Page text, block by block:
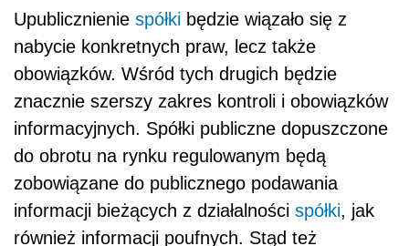
Upublicznienie spółki będzie wiązało się z
nabycie konkretnych praw, lecz także
obowiązków. Wśród tych drugich będzie
znacznie szerszy zakres kontroli i obowiązków
informacyjnych. Spółki publiczne dopuszczone
do obrotu na rynku regulowanym będą
zobowiązane do publicznego podawania
informacji bieżących z działalności spółki, jak
również informacji poufnych. Stąd też